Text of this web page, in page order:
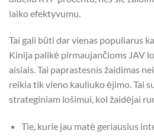
laiko efektyvumu.
Tai gali būti dar vienas populiarus
Kinija palikė pirmaujančioms JAV
aisiais. Tai paprastesnis žaidimas
reikia tik vieno kauliuko ėjimo. Tai
strateginiam lošimui, kol žaidėjai
Tie, kurie jau matė geriausius